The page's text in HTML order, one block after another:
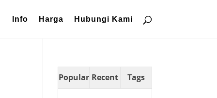
Info Harga Hubungi Kami
Popular Recent Tags